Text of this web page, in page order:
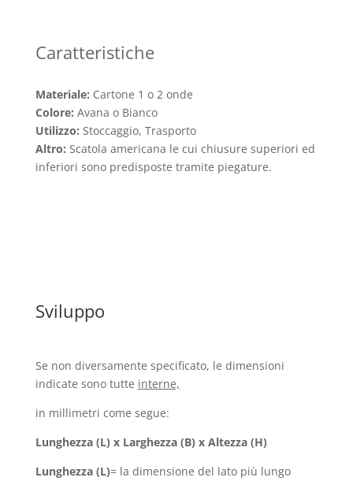
Caratteristiche
Materiale: Cartone 1 o 2 onde
Colore: Avana o Bianco
Utilizzo: Stoccaggio, Trasporto
Altro: Scatola americana le cui chiusure superiori ed
inferiori sono predisposte tramite piegature.
Sviluppo
Se non diversamente specificato, le dimensioni
indicate sono tutte interne,
in millimetri come segue:
Lunghezza (L) x Larghezza (B) x Altezza (H)
Lunghezza (L)= la dimensione del lato più lungo